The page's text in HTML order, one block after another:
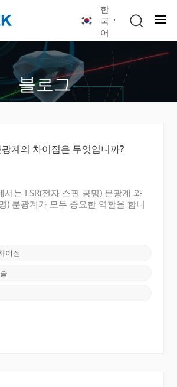
한
국
어
블로그
광계의 차이점은 무엇입니까?
서는 ESR(전자 스핀 공명) 분광계 와
) 분광계가 모두 중요한 역할을 합니
ESR 분광계: ESR(전자 스핀 공명) 분
다짝을 이루지 않은 전자는 자기 모멘
크로파 방사선을 사용하여 분석할 수
광계는 강한 자기장을 사용하여 이러
방출을 측정합니다. CIQTEK EPR 분
스핀 연구에 중점을 둡니다. 홀수 개
성자를 보유한 핵은 0이 아...
이점